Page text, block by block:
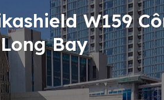
W159
Bay